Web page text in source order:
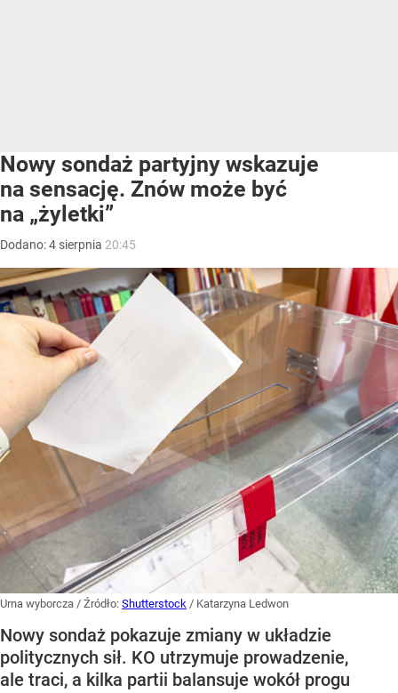
Nowy sondaż partyjny wskazuje
na sensację. Znów może być
na „żyletki”
Dodano:4 sierpnia 20:45
Urna wyborcza / Źródło: Shutterstock / Katarzyna Ledwon
Nowy sondaż pokazuje zmiany w układzie
politycznych sił. KO utrzymuje prowadzenie,
ale traci, a kilka partii balansuje wokół progu